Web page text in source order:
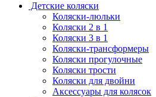
Детские коляски
Коляски-люльки
Коляски 2 в 1
Коляски 3 в 1
Коляски-трансформеры
Коляски прогулочные
Коляски трости
Коляски для двойни
Аксессуары для колясок